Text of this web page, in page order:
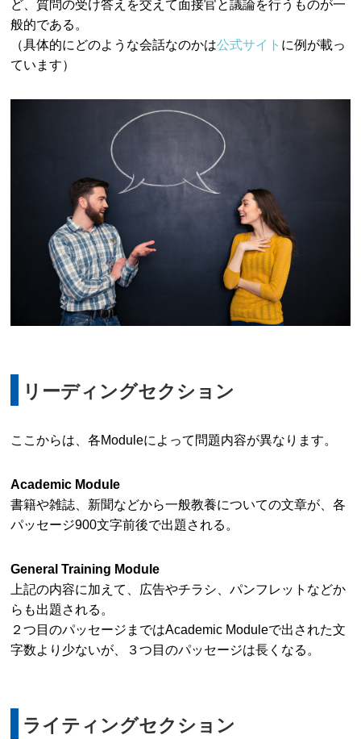
ど、質問の受け答えを交えて面接官と議論を行うものが一
般的である。
（具体的にどのような会話なのかは公式サイト に例が載っ
ています）
リーディングセクション
ここからは、各Moduleによって問題内容が異なります。
Academic Module
書籍や雑誌、新聞などから一般教養についての文章が、各
パッセージ900文字前後で出題される。
General Training Module
上記の内容に加えて、広告やチラシ、パンフレットなどか
らも出題される。
２つ目のパッセージまではAcademic Moduleで出された文
字数より少ないが、３つ目のパッセージは長くなる。
ライティングセクション